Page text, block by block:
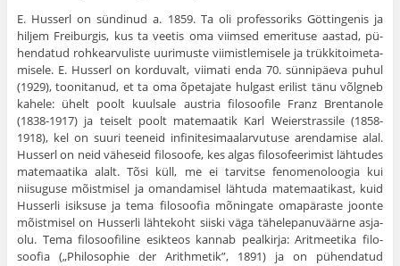
E. Husserl on sündinud a. 1859. Ta oli professoriks Göttingenis ja
hiljem Freiburgis, kus ta veetis oma viimsed emerituse aastad, pü­
hendatud rohkearvuliste uurimuste viimistlemisele ja trükkitoimeta­
misele. E. Husserl on korduvalt, viimati enda 70. sünnipäeva puhul
(1929), toonitanud, et ta oma õpetajate hulgast erilist tänu võlgneb
kahele: ühelt poolt kuulsale austria filosoofile Franz Brentanole
(1838-1917) ja teiselt poolt matemaatik Karl Weierstrassile (1858-
1918), kel on suuri teeneid infinitesimaalarvutuse arendamise alal.
Husserl on neid väheseid filosoofe, kes algas filosofeerimist läh­tudes
matemaatika alalt. Tõsi küll, me ei tarvitse fenomenoloogia kui
niisuguse mõistmisel ja omandamisel lähtuda matemaatikast, kuid
Husserli isiksuse ja tema filosoofia mõningate omapäraste joonte
mõistmisel on Husserli lähtekoht siiski väga tähelepanuväärne asja­
olu. Tema filosoofiline esikteos kannab pealkirja: Aritmeetika filo­
soofia („Philosophie der Arithmetik”, 1891) ja on pühendatud